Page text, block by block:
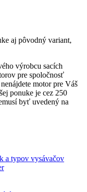
aj pôvodný variant,
výrobcu sacích
pre spoločnosť
motor pre Váš
ponuke je cez 250
byť uvedený na
a typov vysávačov